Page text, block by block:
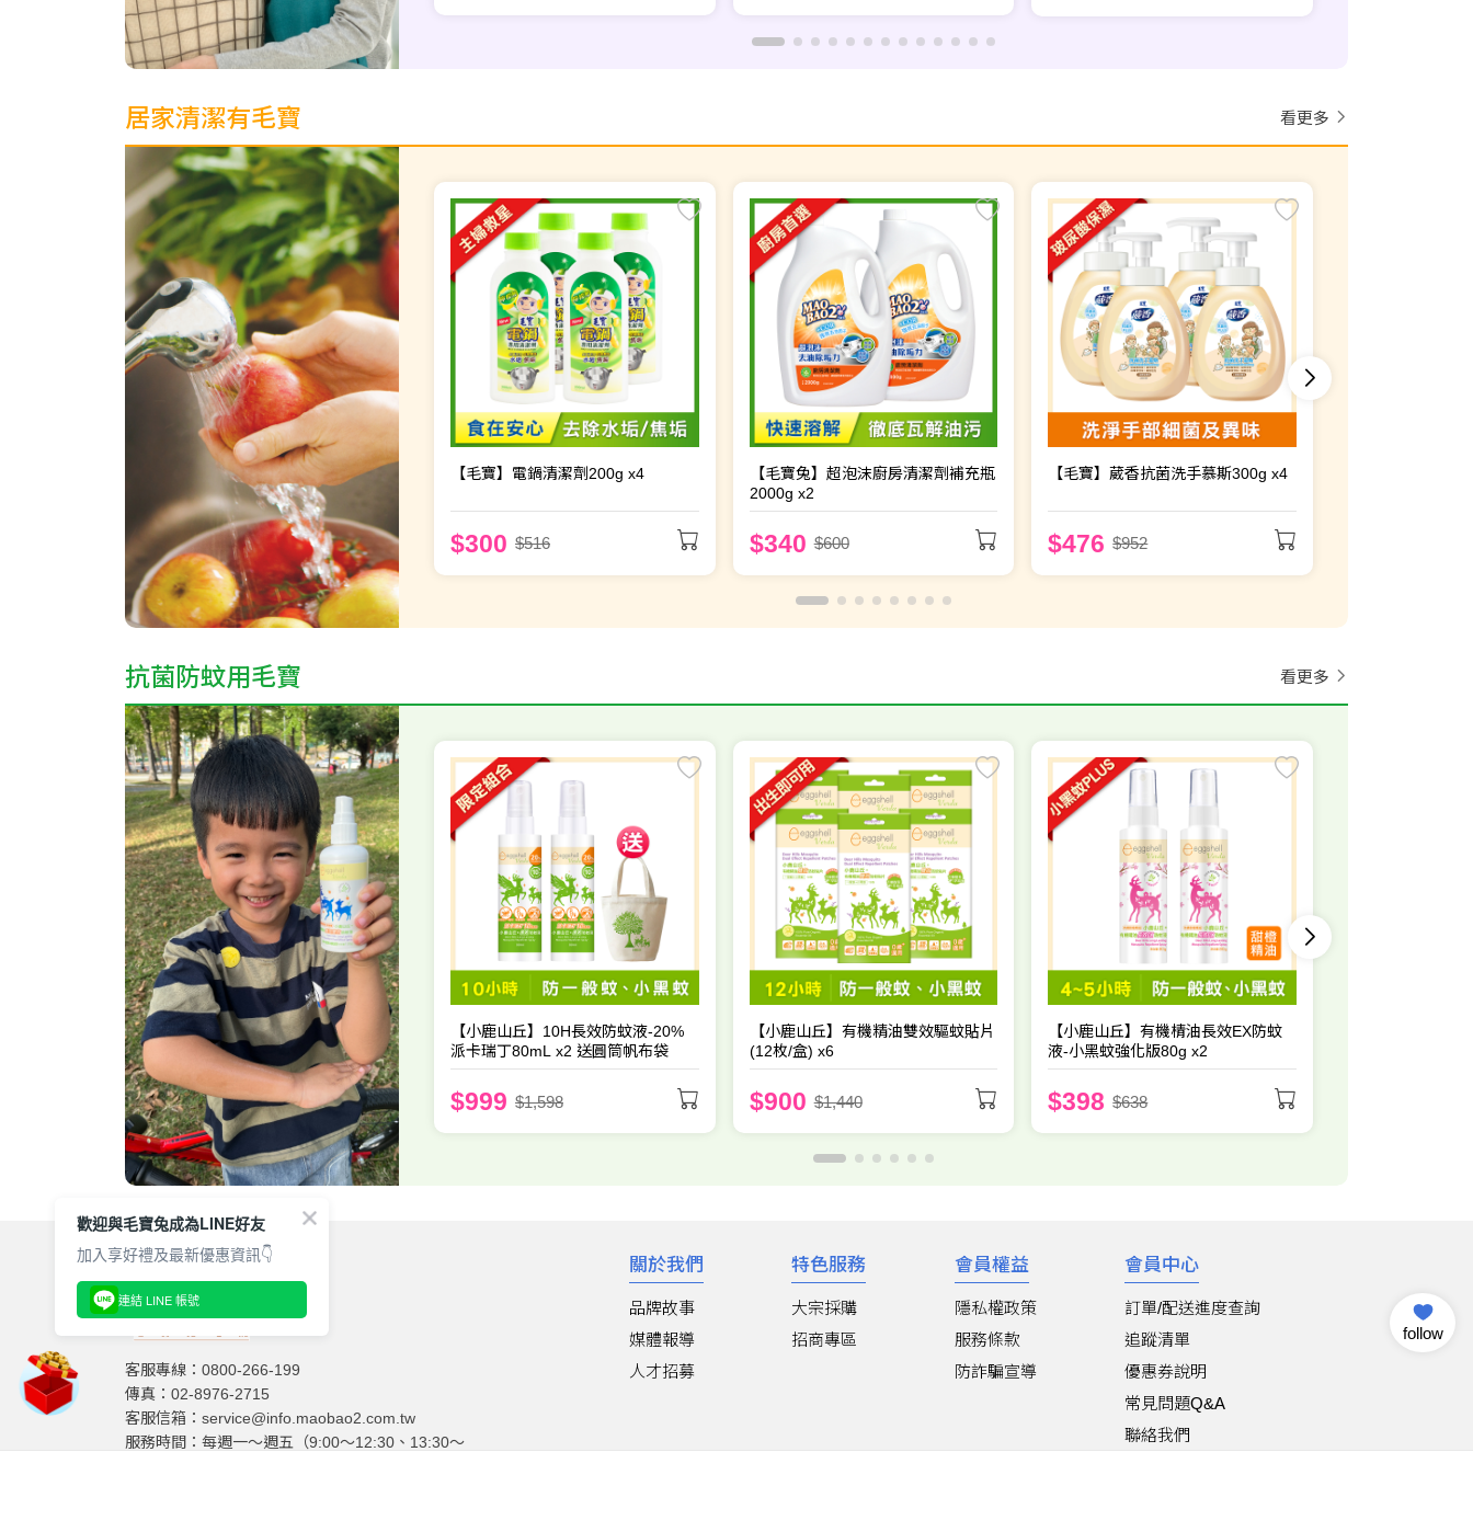
居家清潔有毛寶 看更多
【毛寶】電鍋清潔劑200g x4
$300 $516
【毛寶兔】超泡沫廚房清潔劑補充瓶
2000g x2
$340 $600
【毛寶】葳香抗菌洗手慕斯300g x4
$476 $952
抗菌防蚊用毛寶 看更多
【小鹿山丘】10H長效防蚊液-20%
派卡瑞丁80mL x2 送圓筒帆布袋
$999 $1,598
【小鹿山丘】有機精油雙效驅蚊貼片
(12枚/盒) x6
$900 $1,440
【小鹿山丘】有機棈油長效EX防蚊
液-小黑蚊強化版80g x2
$398 $638
客服專線：0800-266-199
傳真：02-8976-2715
客服信箱：service@info.maobao2.com.tw
服務時間：每週一～週五（9:00～12:30、13:30～
關於我們
品牌故事
媒體報導
人才招募
特色服務
大宗採購
招商專區
會員權益
隱私權政策
服務條款
防詐騙宣導
會員中心
訂單/配送進度查詢
追蹤清單
優惠券說明
常見問題Q&A
聯絡我們
follow
歡迎與毛寶兔成為LINE好友
加入享好禮及最新優惠資訊👇
連結 LINE 帳號